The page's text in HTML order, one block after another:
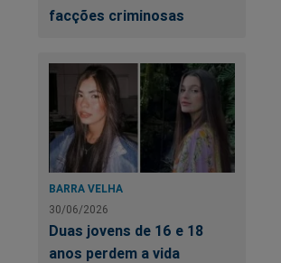
facções criminosas
BARRA VELHA
30/06/2026
Duas jovens de 16 e 18
anos perdem a vida